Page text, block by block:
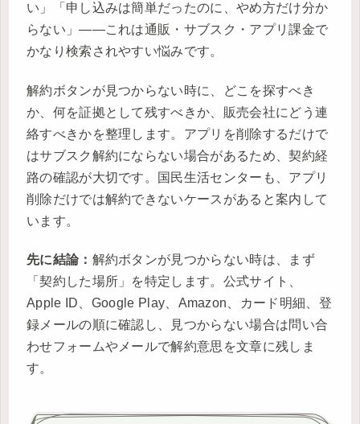
い」「申し込みは簡単だったのに、やめ方だけ分か
らない」――これは通販・サブスク・アプリ課金で
かなり検索されやすい悩みです。
解約ボタンが見つからない時に、どこを探すべき
か、何を証拠として残すべきか、販売会社にどう連
絡すべきかを整理します。アプリを削除するだけで
はサブスク解約にならない場合があるため、契約経
路の確認が大切です。国民生活センターも、アプリ
削除だけでは解約できないケースがあると案内して
います。
先に結論： 解約ボタンが見つからない時は、まず
「契約した場所」を特定します。公式サイト、
Apple ID、Google Play、Amazon、カード明細、登
録メールの順に確認し、見つからない場合は問い合
わせフォームやメールで解約意思を文章に残しま
す。